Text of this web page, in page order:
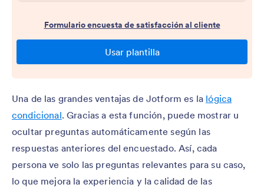
Una de las grandes ventajas de Jotform es la lógica
condicional. Gracias a esta función, puede mostrar u
ocultar preguntas automáticamente según las
respuestas anteriores del encuestado. Así, cada
persona ve solo las preguntas relevantes para su caso,
lo que mejora la experiencia y la calidad de las